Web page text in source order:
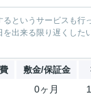
というサービスも行
出来る限り遅くし
敷金/保証金
0ヶ月